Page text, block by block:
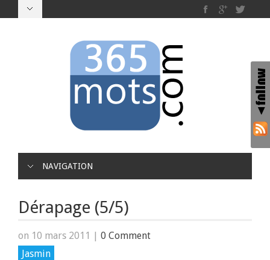
NAVIGATION
Dérapage (5/5)
on 10 mars 2011 | 0 Comment
Jasmin